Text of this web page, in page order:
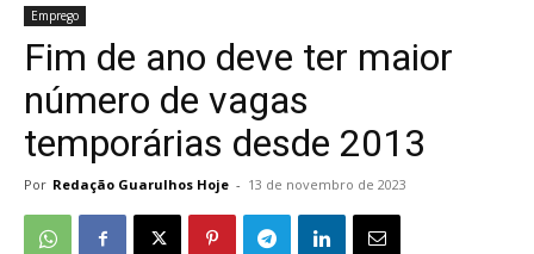
Emprego
Fim de ano deve ter maior
número de vagas
temporárias desde 2013
Por Redação Guarulhos Hoje - 13 de novembro de 2023